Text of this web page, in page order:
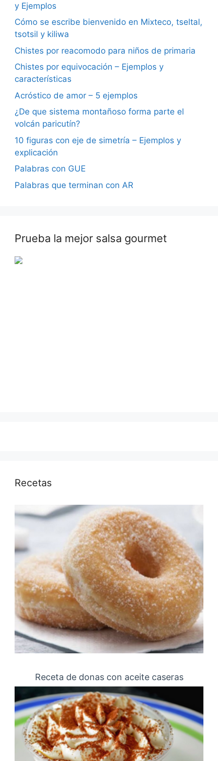
y Ejemplos
Cómo se escribe bienvenido en Mixteco, tseltal,
tsotsil y kiliwa
Chistes por reacomodo para niños de primaria
Chistes por equivocación – Ejemplos y
características
Acróstico de amor – 5 ejemplos
¿De que sistema montañoso forma parte el
volcán paricutín?
10 figuras con eje de simetría – Ejemplos y
explicación
Palabras con GUE
Palabras que terminan con AR
Prueba la mejor salsa gourmet
Recetas
Receta de donas con aceite caseras